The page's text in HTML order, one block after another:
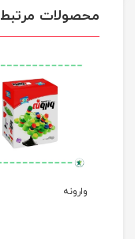
محصولات مرتبط
وارونه